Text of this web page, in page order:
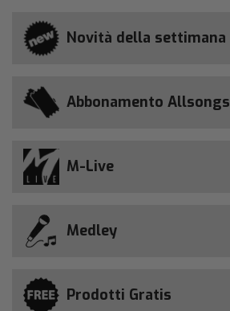
Novità della settimana
Abbonamento Allsongs
M-Live
Medley
Prodotti Gratis